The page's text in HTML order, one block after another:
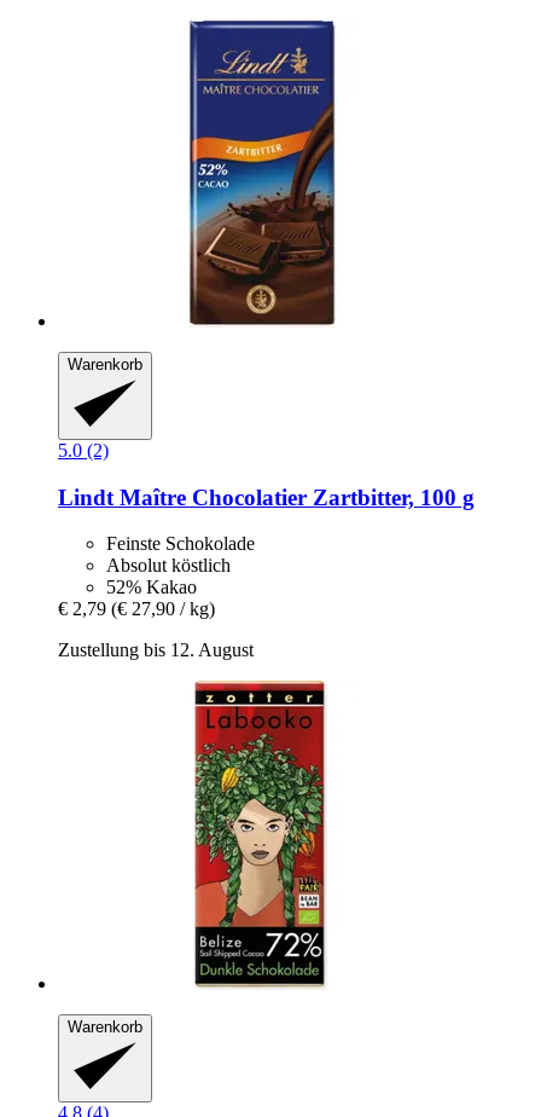
Warenkorb
5.0 (2)
Lindt Maître Chocolatier Zartbitter, 100 g
Feinste Schokolade
Absolut köstlich
52% Kakao
€ 2,79 (€ 27,90 / kg)
Zustellung bis 12. August
Warenkorb
4.8 (4)